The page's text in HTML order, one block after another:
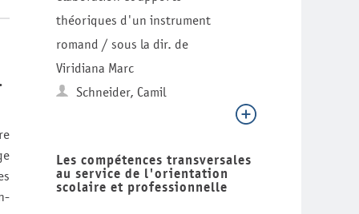
théoriques d'un instrument
romand / sous la dir. de
Viridiana Marc
Schneider, Camil
Les compétences transversales
au service de l'orientation
scolaire et professionnelle